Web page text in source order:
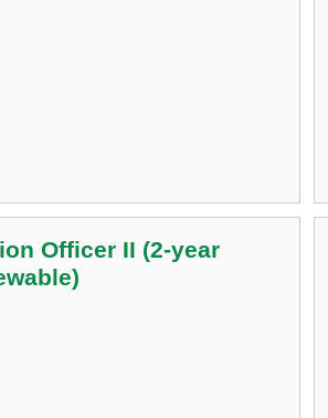
Officer II (2-year